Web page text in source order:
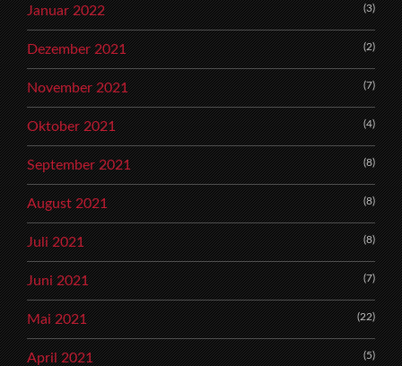
Januar 2022 (3)
Dezember 2021 (2)
November 2021 (7)
Oktober 2021 (4)
September 2021 (8)
August 2021 (8)
Juli 2021 (8)
Juni 2021 (7)
Mai 2021 (22)
April 2021 (5)